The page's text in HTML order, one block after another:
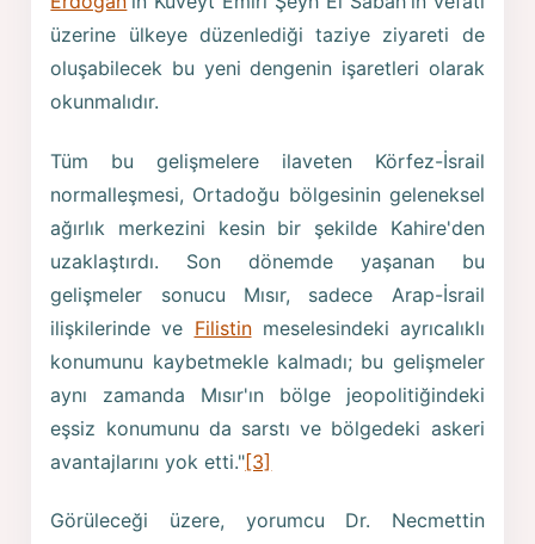
üzerine ülkeye düzenlediği taziye ziyareti de
oluşabilecek bu yeni dengenin işaretleri olarak
okunmalıdır.
Tüm bu gelişmelere ilaveten Körfez-İsrail
normalleşmesi, Ortadoğu bölgesinin geleneksel
ağırlık merkezini kesin bir şekilde Kahire'den
uzaklaştırdı. Son dönemde yaşanan bu
gelişmeler sonucu Mısır, sadece Arap-İsrail
ilişkilerinde ve Filistinmeselesindeki ayrıcalıklı
konumunu kaybetmekle kalmadı; bu gelişmeler
aynı zamanda Mısır'ın bölge jeopolitiğindeki
eşsiz konumunu da sarstı ve bölgedeki askeri
avantajlarını yok etti."[3]
Görüleceği üzere, yorumcu Dr. Necmettin